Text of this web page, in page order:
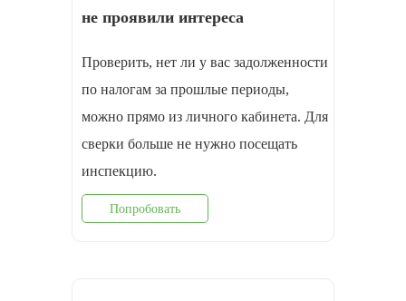
не проявили интереса
Проверить, нет ли у вас задолженности
по налогам за прошлые периоды,
можно прямо из личного кабинета. Для
сверки больше не нужно посещать
инспекцию.
Попробовать